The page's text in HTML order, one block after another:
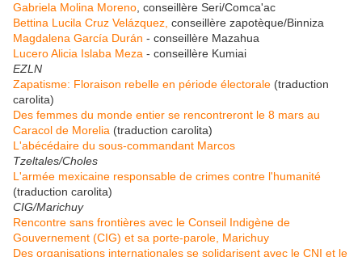
Gabriela Molina Moreno , conseillère Seri/Comca'ac
Bettina Lucila Cruz Velázquez, conseillère zapotèque/Binniza
Magdalena García Durán - conseillère Mazahua
Lucero Alicia Islaba Meza - conseillère Kumiai
EZLN
Zapatisme: Floraison rebelle en période électorale (traduction
carolita)
Des femmes du monde entier se rencontreront le 8 mars au
Caracol de Morelia (traduction carolita)
L'abécédaire du sous-commandant Marcos
Tzeltales/Choles
L'armée mexicaine responsable de crimes contre l'humanité
(traduction carolita)
CIG/Marichuy
Rencontre sans frontières avec le Conseil Indigène de
Gouvernement (CIG) et sa porte-parole, Marichuy
Des organisations internationales se solidarisent avec le CNI et le